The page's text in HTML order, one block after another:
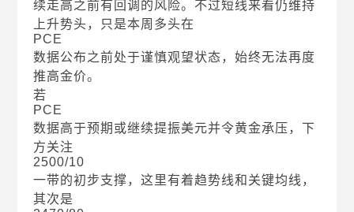
续走高之前有回调的风险。不过短线来看仍维持
上升势头，只是本周多头在
PCE
数据公布之前处于谨慎观望状态，始终无法再度
推高金价。
若
PCE
数据高于预期或继续提振美元并令黄金承压，下
方关注
2500/10
一带的初步支撑，这里有着趋势线和关键均线，
其次是